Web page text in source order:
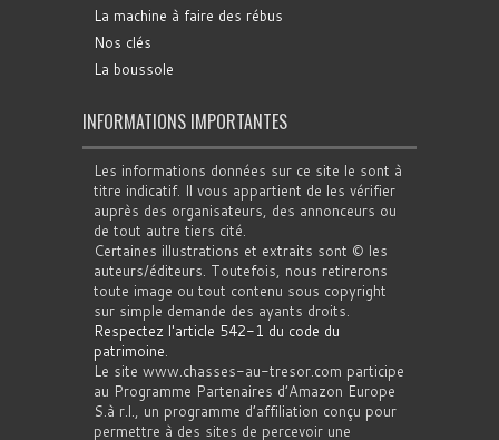
La machine à faire des rébus
Nos clés
La boussole
INFORMATIONS IMPORTANTES
Les informations données sur ce site le sont à
titre indicatif. Il vous appartient de les vérifier
auprès des organisateurs, des annonceurs ou
de tout autre tiers cité.
Certaines illustrations et extraits sont © les
auteurs/éditeurs. Toutefois, nous retirerons
toute image ou tout contenu sous copyright
sur simple demande des ayants droits.
Respectez l'article 542-1 du code du
patrimoine.
Le site www.chasses-au-tresor.com participe
au Programme Partenaires d’Amazon Europe
S.à r.l., un programme d’affiliation conçu pour
permettre à des sites de percevoir une